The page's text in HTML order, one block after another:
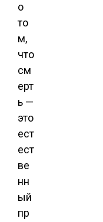
о
то
м,
что
см
ерт
ь —
это
ест
ест
ве
нн
ый
пр